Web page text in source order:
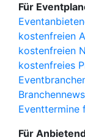
Für
kostenfreien
kostenfreien
kostenfreies
Eventtermine
Für